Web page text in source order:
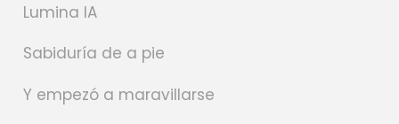
Lumina IA
Sabiduría de a pie
Y empezó a maravillarse